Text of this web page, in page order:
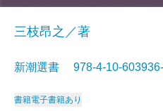
三枝昂之／著
新潮選書 978-4-10-
書籍電子書籍あり